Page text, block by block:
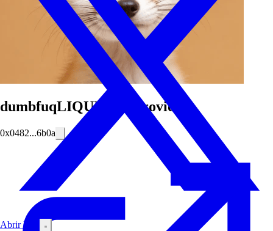
Abrir Bot
dumbfuqLIQUIDITYprovider
0x0482...6b0a